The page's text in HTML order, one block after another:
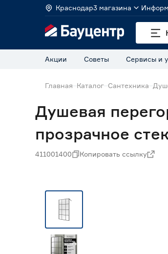
Краснодар3 магазина
Акции Советы Сервисы и
Главная Каталог Сантехника
Душевая
прозрачное
411001400 Копировать ссылку